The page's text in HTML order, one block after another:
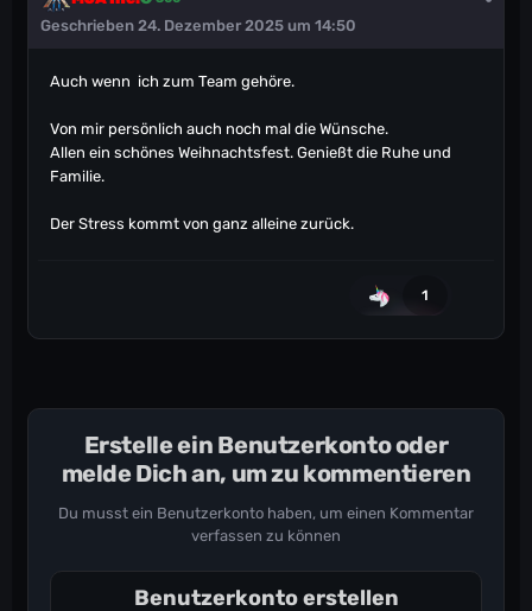
Geschrieben 24. Dezember 2025 um 14:50
Auch wenn ich zum Team gehöre.
Von mir persönlich auch noch mal die Wünsche.
Allen ein schönes Weihnachtsfest. Genießt die Ruhe und
Familie.
Der Stress kommt von ganz alleine zurück.
1
Erstelle ein Benutzerkonto oder
melde Dich an, um zu kommentieren
Du musst ein Benutzerkonto haben, um einen Kommentar
verfassen zu können
Benutzerkonto erstellen